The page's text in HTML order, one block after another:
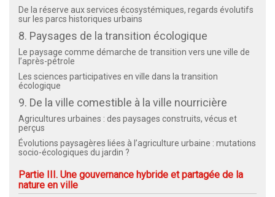
De la réserve aux services écosystémiques, regards évolutifs
sur les parcs historiques urbains
8. Paysages de la transition écologique
Le paysage comme démarche de transition vers une ville de
l’après-pétrole
Les sciences participatives en ville dans la transition
écologique
9. De la ville comestible à la ville nourricière
Agricultures urbaines : des paysages construits, vécus et
perçus
Évolutions paysagères liées à l’agriculture urbaine : mutations
socio-écologiques du jardin ?
Partie III. Une gouvernance hybride et partagée de la
nature en ville